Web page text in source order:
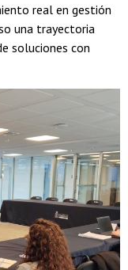
real en gestión
una trayectoria
soluciones con